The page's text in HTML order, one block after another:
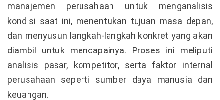
manajemen perusahaan untuk menganalisis
kondisi saat ini, menentukan tujuan masa depan,
dan menyusun langkah-langkah konkret yang akan
diambil untuk mencapainya. Proses ini meliputi
analisis pasar, kompetitor, serta faktor internal
perusahaan seperti sumber daya manusia dan
keuangan.